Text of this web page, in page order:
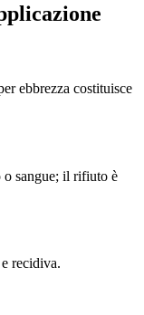
ebbrezza costituisce
sangue; il rifiuto è
recidiva.